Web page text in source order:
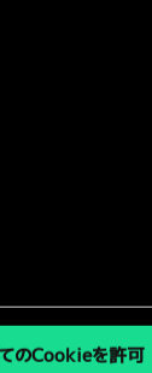
ニューでご確認
のCookieを許可